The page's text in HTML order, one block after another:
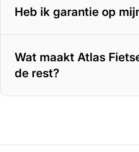
Heb ik garantie op
Wat maakt Atlas
de rest?